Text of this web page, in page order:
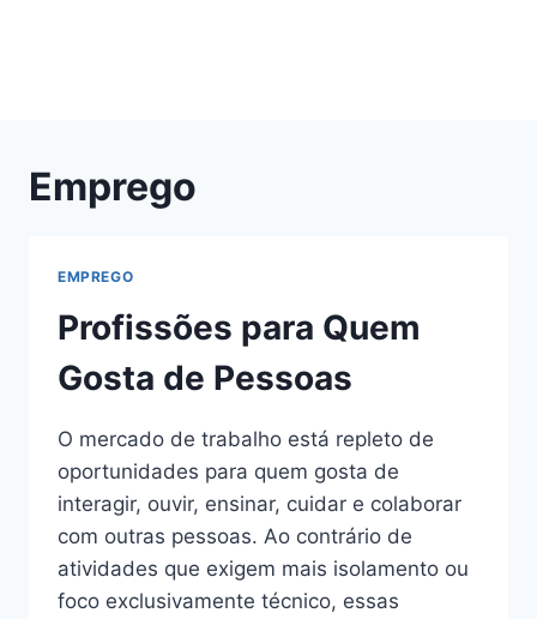
Emprego
EMPREGO
Profissões para Quem
Gosta de Pessoas
O mercado de trabalho está repleto de
oportunidades para quem gosta de
interagir, ouvir, ensinar, cuidar e colaborar
com outras pessoas. Ao contrário de
atividades que exigem mais isolamento ou
foco exclusivamente técnico, essas